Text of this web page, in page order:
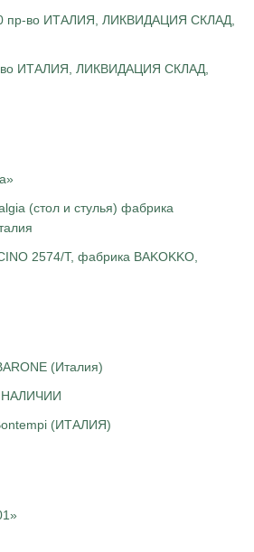
пр-во ИТАЛИЯ, ЛИКВИДАЦИЯ СКЛАД,
во ИТАЛИЯ, ЛИКВИДАЦИЯ СКЛАД,
(стол и стулья) фабрика
2574/T, фабрика BAKOKKO,
(Италия)
НАЛИЧИИ
(ИТАЛИЯ)